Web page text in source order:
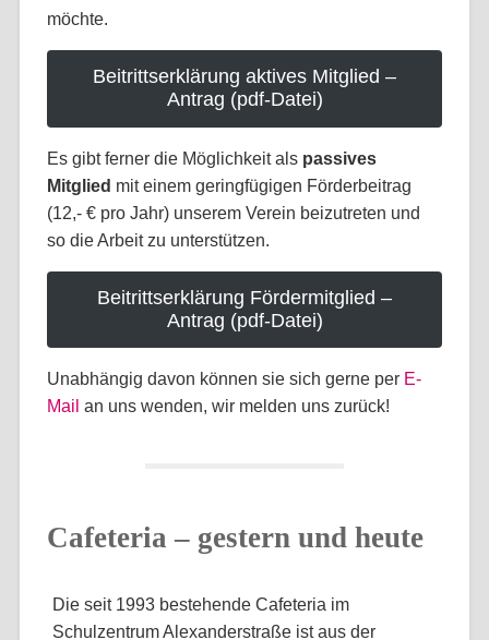
möchte.
Beitrittserklärung aktives Mitglied –
Antrag (pdf-Datei)
Es gibt ferner die Möglichkeit als passives
Mitglied mit einem geringfügigen Förderbeitrag
(12,- € pro Jahr) unserem Verein beizutreten und
so die Arbeit zu unterstützen.
Beitrittserklärung Fördermitglied –
Antrag (pdf-Datei)
Unabhängig davon können sie sich gerne per E-
Mail an uns wenden, wir melden uns zurück!
Cafeteria – gestern und heute
Die seit 1993 bestehende Cafeteria im
Schulzentrum Alexanderstraße ist aus der